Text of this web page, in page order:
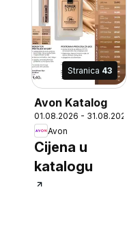
Stranica 43
Avon Katalog
01.08.2026 - 31.08.2026
Avon
Cijena u
katalogu